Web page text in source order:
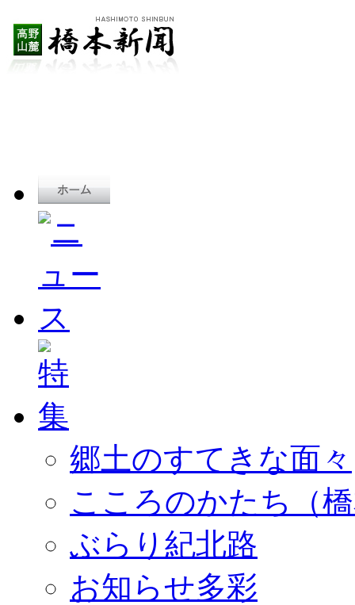
郷土のすてきな面々
こころのかたち（
ぶらり紀北路
お知らせ多彩